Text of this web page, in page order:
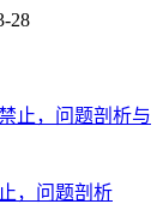
28
，问题剖析